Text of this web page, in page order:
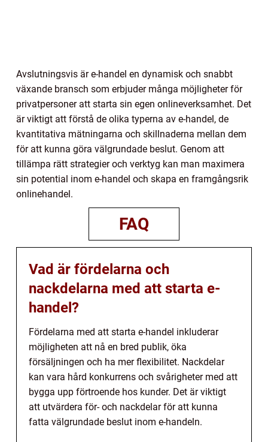
Avslutningsvis är e-handel en dynamisk och snabbt
växande bransch som erbjuder många möjligheter för
privatpersoner att starta sin egen onlineverksamhet. Det
är viktigt att förstå de olika typerna av e-handel, de
kvantitativa mätningarna och skillnaderna mellan dem
för att kunna göra välgrundade beslut. Genom att
tillämpa rätt strategier och verktyg kan man maximera
sin potential inom e-handel och skapa en framgångsrik
onlinehandel.
FAQ
Vad är fördelarna och
nackdelarna med att starta e-
handel?
Fördelarna med att starta e-handel inkluderar
möjligheten att nå en bred publik, öka
försäljningen och ha mer flexibilitet. Nackdelar
kan vara hård konkurrens och svårigheter med att
bygga upp förtroende hos kunder. Det är viktigt
att utvärdera för- och nackdelar för att kunna
fatta välgrundade beslut inom e-handeln.